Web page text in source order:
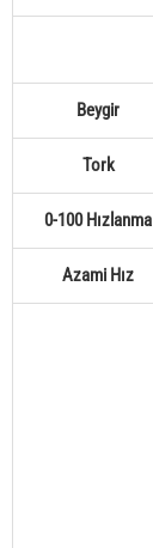
Beygir
Tork
0-100 Hızlanma
Azami Hız